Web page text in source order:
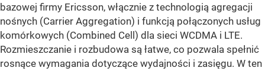
bazowej firmy Ericsson, włącznie z technologią agregacji
nośnych (Carrier Aggregation) i funkcją połączonych usług
komórkowych (Combined Cell) dla sieci WCDMA i LTE.
Rozmieszczanie i rozbudowa są łatwe, co pozwala spełnić
rosnące wymagania dotyczące wydajności i zasięgu. W ten